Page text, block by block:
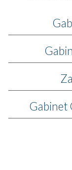
Gabinet